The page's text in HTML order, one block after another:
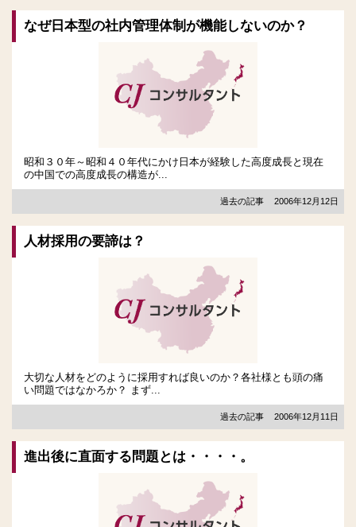
なぜ日本型の社内管理体制が機能しないのか？
昭和３０年～昭和４０年代にかけ日本が経験した高度成長と現在
の中国での高度成長の構造が...
過去の記事 2006年12月12日
人材採用の要諦は？
大切な人材をどのように採用すれば良いのか？各社様とも頭の痛
い問題ではなかろか？ まず...
過去の記事 2006年12月11日
進出後に直面する問題とは・・・・。